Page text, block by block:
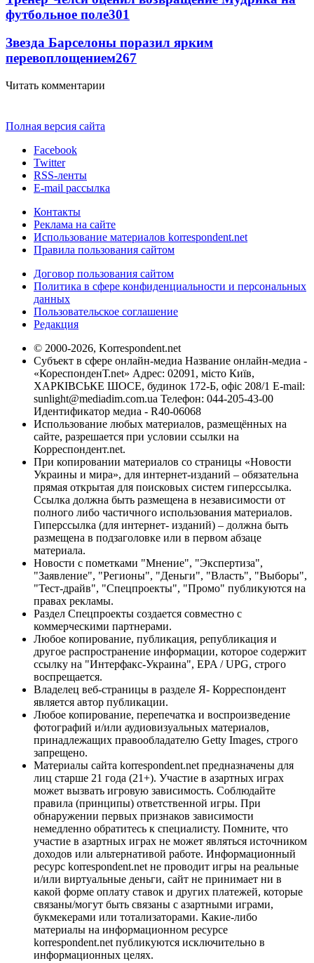
футбольное поле301
Звезда Барселоны поразил ярким
перевоплощением267
Читать комментарии
Полная версия сайта
Facebook
Twitter
RSS-ленты
E-mail рассылка
Контакты
Реклама на сайте
Использование материалов korrespondent.net
Правила пользования сайтом
Договор пользования сайтом
Политика в сфере конфиденциальности и персональных
данных
Пользовательское соглашение
Редакция
© 2000-2026, Korrespondent.net
Субъект в сфере онлайн-медиа Название онлайн-медиа -
«КореспонденТ.net» Адрес: 02091, місто Київ,
ХАРКІВСЬКЕ ШОСЕ, будинок 172-Б, офіс 208/1 E-mail:
sunlight@mediadim.com.ua Телефон: 044-205-43-00
Идентификатор медиа - R40-06068
Использование любых материалов, размещённых на
сайте, разрешается при условии ссылки на
Корреспондент.net.
При копировании материалов со страницы «Новости
Украины и мира», для интернет-изданий – обязательна
прямая открытая для поисковых систем гиперссылка.
Ссылка должна быть размещена в независимости от
полного либо частичного использования материалов.
Гиперссылка (для интернет- изданий) – должна быть
размещена в подзаголовке или в первом абзаце
материала.
Новости с пометками "Мнение", "Экспертиза",
"Заявление", "Регионы", "Деньги", "Власть", "Выборы",
"Тест-драйв", "Спецпроекты", "Промо" публикуются на
правах рекламы.
Раздел Спецпроекты создается совместно с
коммерческими партнерами.
Любое копирование, публикация, републикация и
другое распространение информации, которое содержит
ссылку на "Интерфакс-Украина", EPA / UPG, строго
воспрещается.
Владелец веб-страницы в разделе Я- Корреспондент
является автор публикации.
Любое копирование, перепечатка и воспроизведение
фотографий и/или аудиовизуальных материалов,
принадлежащих правообладателю Getty Images, строго
запрещено.
Материалы сайта korrespondent.net предназначены для
лиц старше 21 года (21+). Участие в азартных играх
может вызвать игровую зависимость. Соблюдайте
правила (принципы) ответственной игры. При
обнаружении первых признаков зависимости
немедленно обратитесь к специалисту. Помните, что
участие в азартных играх не может являться источником
доходов или альтернативой работе. Информационный
ресурс korrespondent.net не проводит игры на реальные
и/или виртуальные деньги, сайт не принимает ни в
какой форме оплату ставок и других платежей, которые
связаны/могут быть связаны с азартными играми,
букмекерами или тотализаторами. Какие-либо
материалы на информационном ресурсе
korrespondent.net публикуются исключительно в
информационных целях.